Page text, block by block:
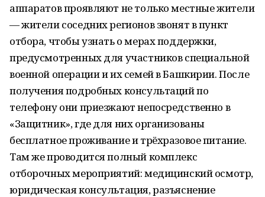
аппаратов проявляют не только местные жители
— жители соседних регионов звонят в пункт
отбора, чтобы узнать о мерах поддержки,
предусмотренных для участников специальной
военной операции и их семей в Башкирии. После
получения подробных консультаций по
телефону они приезжают непосредственно в
«Защитник», где для них организованы
бесплатное проживание и трёхразовое питание.
Там же проводится полный комплекс
отборочных мероприятий: медицинский осмотр,
юридическая консультация, разъяснение